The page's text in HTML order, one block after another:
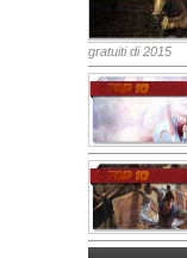
gratuiti di 2015